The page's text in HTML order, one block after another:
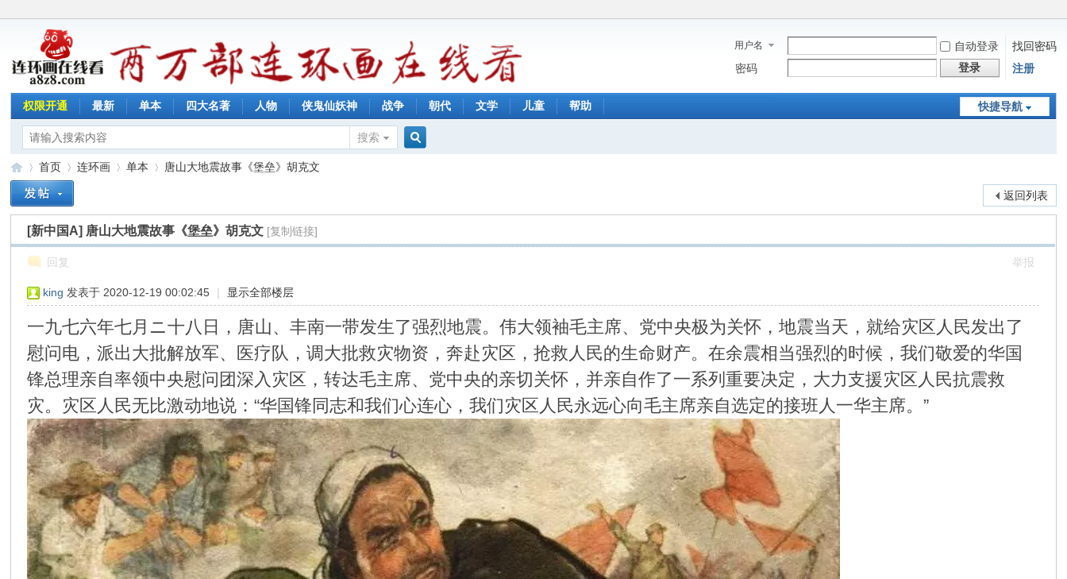
用户名 自动登录
找回密码
密码
登录 注册
快捷导航
权限开通 最新 单本 四大名著 人物 侠鬼仙妖神 战争 朝代 文学 儿童 帮助
搜索
»
首页
›
连环画
›
单本
›
唐山大地震故事《堡垒》胡克文
返回列表
[新中国A] 唐山大地震故事《堡垒》胡克文 [复制链接]
回复 举报
king 发表于 2020-12-19 00:02:45 | 显示全部楼层
一九七六年七月ニ十八日，唐山、丰南一带发生了强烈地震。伟大领袖毛主席、党中央极为关怀，地震当天，就给灾区人民发出了
慰问电，派出大批解放军、医疗队，调大批救灾物资，奔赴灾区，抢救人民的生命财产。在余震相当强烈的时候，我们敬爱的华国
锋总理亲自率领中央慰问团深入灾区，转达毛主席、党中央的亲切关怀，并亲自作了一系列重要决定，大力支援灾区人民抗震救
灾。灾区人民无比激动地说：“华国锋同志和我们心连心，我们灾区人民永远心向毛主席亲自选定的接班人一华主席。”